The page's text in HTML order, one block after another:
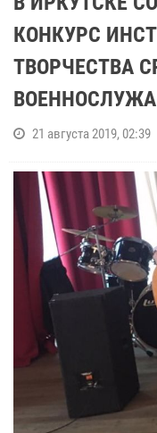
КОНКУРС
ТВОРЧЕСТВА
21 августа 2019, 02:39